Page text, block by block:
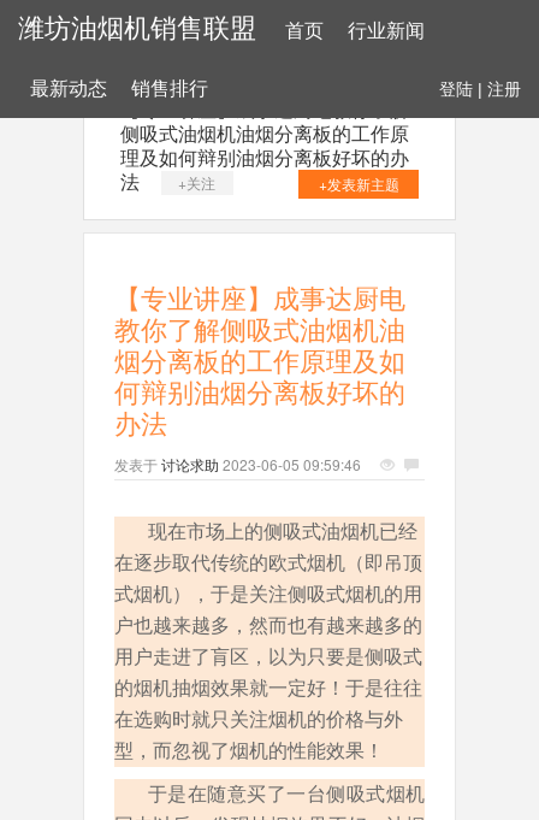
潍坊油烟机销售联盟 首页 行业新闻
最新动态 销售排行 登陆 | 注册
侧吸式油烟机油烟分离板的工作原
理及如何辩别油烟分离板好坏的办
法
+关注 +发表新主题
【专业讲座】成事达厨电
教你了解侧吸式油烟机油
烟分离板的工作原理及如
何辩别油烟分离板好坏的
办法
发表于讨论求助 2023-06-05 09:59:46
现在市场上的侧吸式油烟机已经
在逐步取代传统的欧式烟机（即吊顶
式烟机），于是关注侧吸式烟机的用
户也越来越多，然而也有越来越多的
用户走进了肓区，以为只要是侧吸式
的烟机抽烟效果就一定好！于是往往
在选购时就只关注烟机的价格与外
型，而忽视了烟机的性能效果！
于是在随意买了一台侧吸式烟机